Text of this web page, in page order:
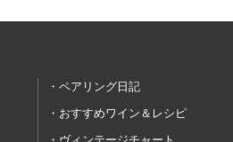
ペアリング日記
おすすめワイン＆レシピ